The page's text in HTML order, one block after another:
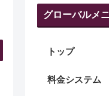
グローバルメ
トップ
料金システム